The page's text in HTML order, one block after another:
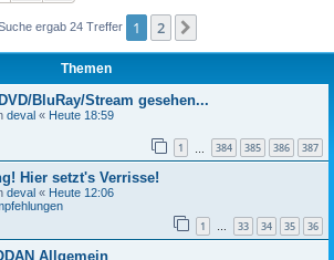
ergab 24 Treffer 1 2
Themen
BluRay/Stream gesehen...
deval « Heute 18:59
1 384 385 386 387
Hier setzt's Verrisse!
deval « Heute 12:06
1 … 33 34 35 36
Allgemein